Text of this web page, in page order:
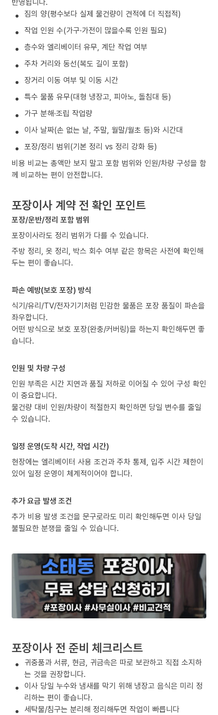
짐의 양(평수보다 실제 물건량이 견적에 더 직접적)
작업 인원 수(가구·가전이 많을수록 인원 필요)
층수와 엘리베이터 유무, 계단 작업 여부
주차 거리와 동선(복도 길이 포함)
장거리 이동 여부 및 이동 시간
특수 물품 유무(대형 냉장고, 피아노, 돌침대 등)
가구 분해·조립 작업량
이사 날짜(손 없는 날, 주말, 월말/월초 등)와 시간대
포장/정리 범위(기본 정리 vs 정리 강화 등)
비용 비교는 총액만 보지 말고 포함 범위와 인원/차량 구성을 함
께 비교하는 편이 안전합니다.
포장이사 계약 전 확인 포인트
포장/운반/정리 포함 범위
포장이사라도 정리 범위가 다를 수 있습니다.
주방 정리, 옷 정리, 박스 회수 여부 같은 항목은 사전에 확인해
두는 편이 좋습니다.
파손 예방(보호 포장) 방식
식기/유리/TV/전자기기처럼 민감한 물품은 포장 품질이 파손을
좌우합니다.
어떤 방식으로 보호 포장(완충/커버링)을 하는지 확인해두면 좋
습니다.
인원 및 차량 구성
인원 부족은 시간 지연과 품질 저하로 이어질 수 있어 구성 확인
이 중요합니다.
물건량 대비 인원/차량이 적절한지 확인하면 당일 변수를 줄일
수 있습니다.
일정 운영(도착 시간, 작업 시간)
현장에는 엘리베이터 사용 조건과 주차 통제, 입주 시간 제한이
있어 일정 운영이 체계적이어야 합니다.
추가 요금 발생 조건
추가 비용 발생 조건을 문구로라도 미리 확인해두면 이사 당일
불필요한 분쟁을 줄일 수 있습니다.
포장이사 전 준비 체크리스트
귀중품과 서류, 현금, 귀금속은 따로 보관하고 직접 소지하
는 것을 권장합니다.
이사 당일 누수와 냄새를 막기 위해 냉장고 음식은 미리 정
리하는 편이 좋습니다.
세탁물/침구는 분리해 정리해두면 작업이 빠릅니다